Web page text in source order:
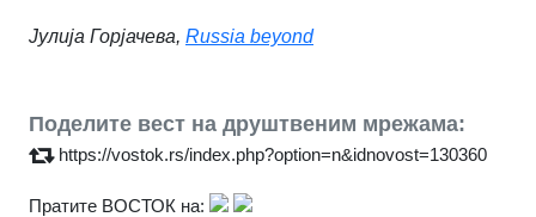
Јулија Горјачева, Russia beyond
Поделите вест на друштвеним мрежама:
https://vostok.rs/index.php?option=n&idnovost=130360
Пратите ВОСТОК на: